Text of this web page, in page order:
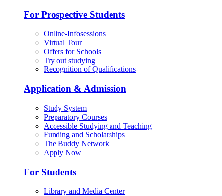
For Prospective Students
Online-Infosessions
Virtual Tour
Offers for Schools
Try out studying
Recognition of Qualifications
Application & Admission
Study System
Preparatory Courses
Accessible Studying and Teaching
Funding and Scholarships
The Buddy Network
Apply Now
For Students
Library and Media Center